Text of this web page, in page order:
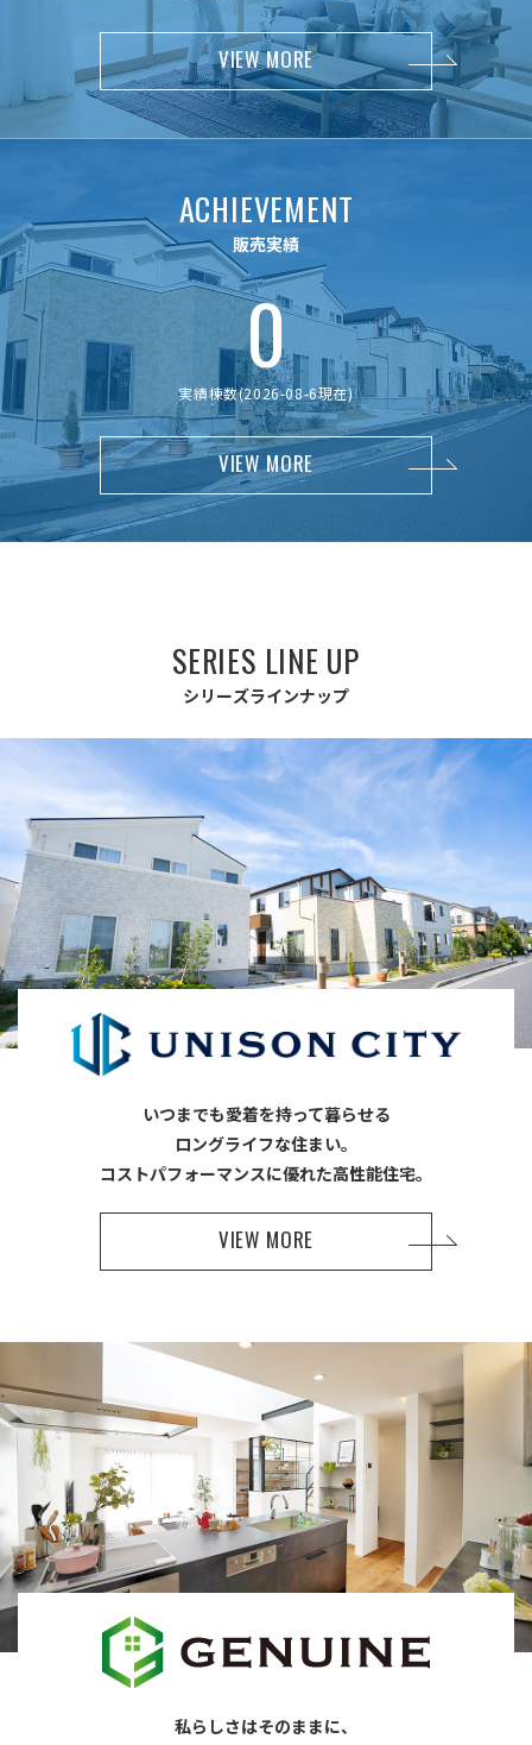
VIEW MORE
ACHIEVEMENT
販売実績
0
実績棟数(2026-08-6現在)
VIEW MORE
SERIES LINE UP
シ リ ーズラインナップ
いつまでも愛着を持って暮らせる
ロングライフな住まい。
コストパフォーマンスに優れた高性能住宅。
VIEW MORE
私らしさはそのままに、